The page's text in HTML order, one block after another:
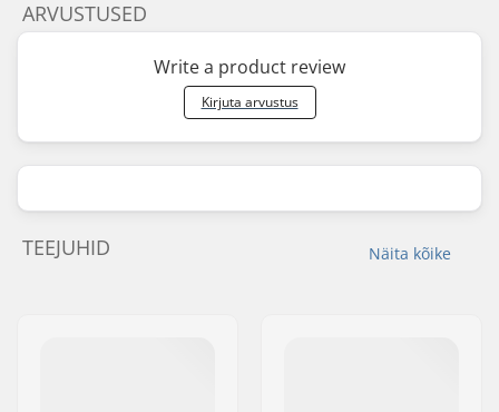
ARVUSTUSED
Write a product review
Kirjuta arvustus
Näita kõike
TEEJUHID